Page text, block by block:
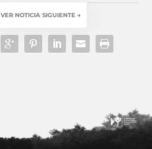
VER NOTICIA SIGUIENTE →